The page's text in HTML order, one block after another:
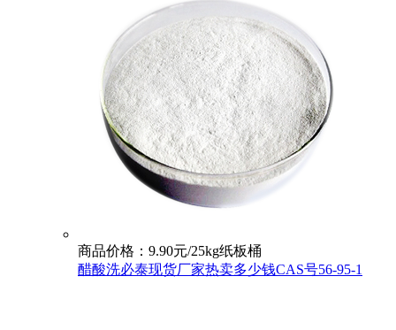
商品价格：9.90元/25kg纸板桶
醋酸洗必泰现货厂家热卖多少钱CAS号56-95-1